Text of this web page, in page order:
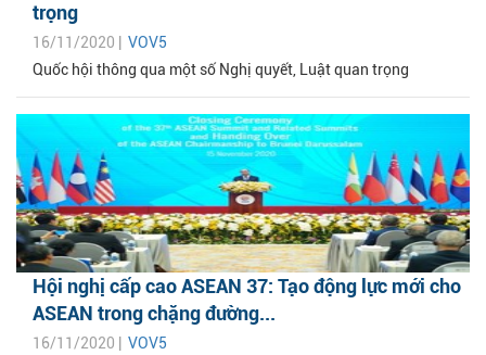
trọng
16/11/2020 | VOV5
Quốc hội thông qua một số Nghị quyết, Luật quan trọng
Hội nghị cấp cao ASEAN 37: Tạo động lực mới cho
ASEAN trong chặng đường...
16/11/2020 | VOV5